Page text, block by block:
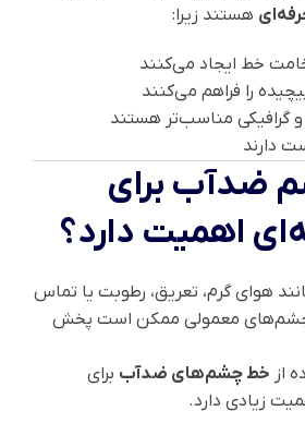
هستند زیرا:
خط ایجاد می‌کنند
را فراهم می‌کنند
گرافیکی مناسب‌تر هستند
دارند
ضدآب برای
اهمیت دارد؟
هوای گرم، تعریق، رطوبت یا تماس
معمولی ممکن است پخش
از خط چشم‌های ضدآب برای
زیادی دارد.